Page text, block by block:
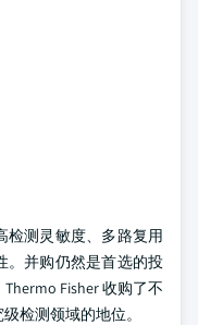
检测灵敏度、多路复用
。并购仍然是首选的投
Fisher 收购了不
检测领域的地位。